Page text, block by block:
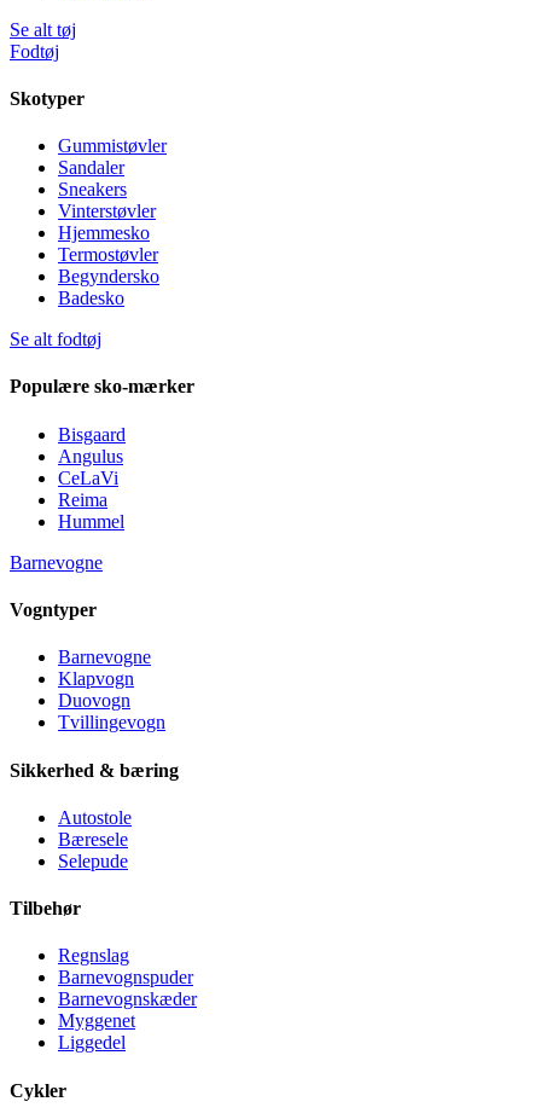
Se alt tøj
Fodtøj
Skotyper
Gummistøvler
Sandaler
Sneakers
Vinterstøvler
Hjemmesko
Termostøvler
Begyndersko
Badesko
Se alt fodtøj
Populære sko-mærker
Bisgaard
Angulus
CeLaVi
Reima
Hummel
Barnevogne
Vogntyper
Barnevogne
Klapvogn
Duovogn
Tvillingevogn
Sikkerhed & bæring
Autostole
Bæresele
Selepude
Tilbehør
Regnslag
Barnevognspuder
Barnevognskæder
Myggenet
Liggedel
Cykler